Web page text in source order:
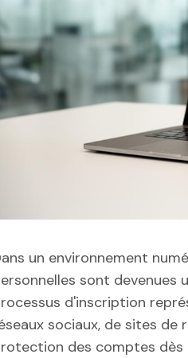
un environnement
sont devenues
d'inscription
sociaux, de sites
des comptes dès